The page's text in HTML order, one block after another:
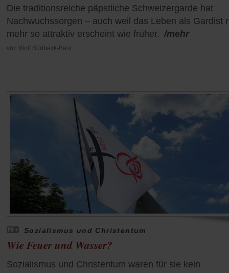
Die traditionsreiche päpstliche Schweizergarde hat
Nachwuchssorgen – auch weil das Leben als Gardist
mehr so attraktiv erscheint wie früher. /mehr
von Wolf Südbeck-Baur
Sozialismus und Christentum
Wie Feuer und Wasser?
Sozialismus und Christentum waren für sie kein